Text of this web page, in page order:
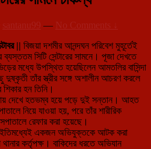
santanu99 — No Comments ↓
|| বিজয়া দশমীর আনন্দঘন পরিবেশ মুহূর্তেই
সিটি সেন্টারের সামনে। পূজা দেখতে
মধ্যে উপস্থিত হয়েছিলেন আমতলির বাসিন্দা
তাঁর স্ত্রীর সঙ্গে অশালীন আচরণ করলে
শিকার হন তিনি।
দেখে হতভম্ব হয়ে পড়ে দুই সন্তান। আহত
নিয়ে যাওয়া হয়, পরে তাঁর শারীরিক
রেফার করা হয়েছে।
ইতিমধ্যেই একজন অভিযুক্তকে আটক করা
কর্তৃপক্ষ। বাকিদের ধরতে অভিযান